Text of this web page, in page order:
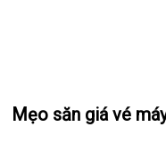
Mẹo săn giá vé